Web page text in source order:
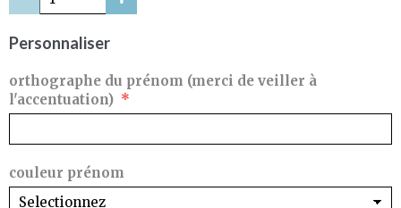
Personnaliser
orthographe du prénom (merci de veiller à
l'accentuation)
couleur prénom